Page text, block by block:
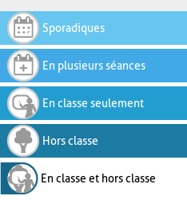
Sporadiques
En plusieurs séances
En classe seulement
Hors classe
En classe et hors classe